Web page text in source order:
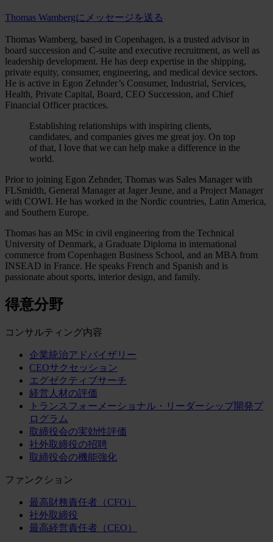
Thomas Wambergにメッセージを送る
Thomas Wamberg, based in Copenhagen, is a trusted advisor in
board succession and C-suite and executive recruitment, as well as
leadership development. He has deep expertise in the shipping,
private equity, consumer, engineering, and medical device sectors.
He is active in Egon Zehnder’s Consumer, Industrial, Services,
Health, Private Capital, Board, CEO Succession, and Chief
Financial Officer practices.
Establishing relationships with inspiring clients,
candidates, and companies gives me great joy. On top
of that, I love that we can help make a difference in the
world.
Prior to joining Egon Zehnder, Thomas was Sales Manager with
FLSmidth, General Manager at Jager Jeune, and a Project Manager
with COWI. He has worked in the Nordic countries, Latin America,
and Southern Europe.
Thomas has an MSc in civil engineering from the Technical
University of Denmark, a Graduate Diploma in international
commerce from Copenhagen Business School, and an MBA from
INSEAD in France. He speaks French and Spanish and is
passionate about sports, interior design, and family.
得意分野
コンサルティング内容
企業統治アドバイザリー
CEOサクセッション
エグゼクティブサーチ
経営人材の評価
トランスフォーメーショナル・リーダーシップ開発プ
ログラム
取締役会の実効性評価
社外取締役の招聘
取締役会の機能強化
ファンクション
最高財務責任者（CFO）
社外取締役
最高経営責任者（CEO）